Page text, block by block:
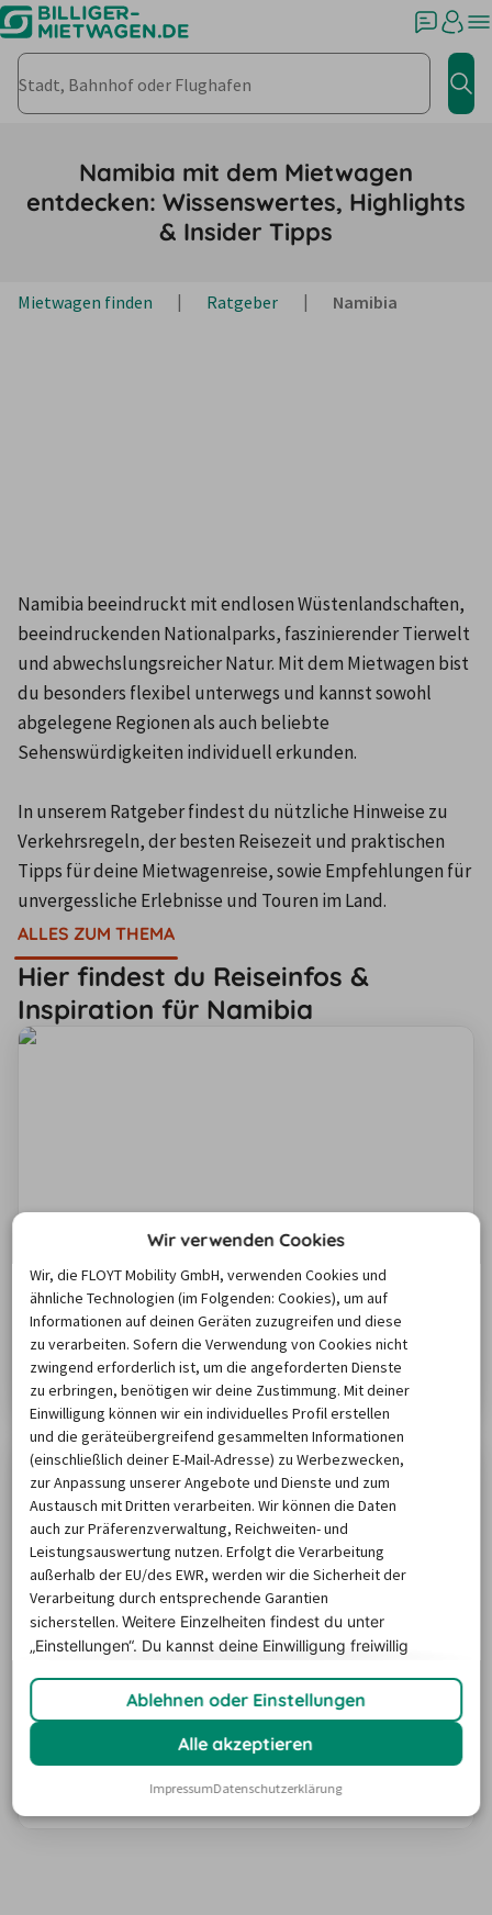
Stadt, Bahnhof oder Flughafen
Namibia mit dem Mietwagen
entdecken: Wissenswertes, Highlights
& Insider Tipps
Mietwagen finden Ratgeber Namibia
Namibia beeindruckt mit endlosen Wüstenlandschaften,
beeindruckenden Nationalparks, faszinierender Tierwelt
und abwechslungsreicher Natur. Mit dem Mietwagen bist
du besonders flexibel unterwegs und kannst sowohl
abgelegene Regionen als auch beliebte
Sehenswürdigkeiten individuell erkunden.
In unserem Ratgeber findest du nützliche Hinweise zu
Verkehrsregeln, der besten Reisezeit und praktischen
Tipps für deine Mietwagenreise, sowie Empfehlungen für
unvergessliche Erlebnisse und Touren im Land.
ALLES ZUM THEMA
Hier findest du Reiseinfos &
Inspiration für Namibia
Mit dem Mietwagen durch Namibia: Alle
wichtigen Infos zu deiner Reise
Damit deine Reise durch Namibia reibungslos verläuft,
findest du in unserem Ratgeber wichtige Hinweise rund
um die beste Reisezeit und das Autofahren vor Ort. Die
Straßenverhältnisse, klimatischen Bedingungen und
Verkehrsregeln unterscheiden sich zum Teil deutlich
von europäischen Standards. In unserem Ratgeber
erhältst du hilfreiche Infos, um deine Fahrt durch
Namibia sicher und entspannt zu…
Zum Artikel
zu den schönsten Zielen
Namibia ist perfekt für Roadtrips und individuelle
Touren mit dem Auto. Von beeindruckenden Wüsten
über Nationalparks bis zu spektakulären Landschaften
bietet das Land zahlreiche Highlights, die du flexibel
erkunden kannst. In unserem Ratgeber findest du
Wir verwenden Cookies
Wir, die FLOYT Mobility GmbH, verwenden Cookies und
ähnliche Technologien (im Folgenden: Cookies), um auf
Informationen auf deinen Geräten zuzugreifen und diese
zu verarbeiten. Sofern die Verwendung von Cookies nicht
zwingend erforderlich ist, um die angeforderten Dienste
zu erbringen, benötigen wir deine Zustimmung. Mit deiner
Einwilligung können wir ein individuelles Profil erstellen
und die geräteübergreifend gesammelten Informationen
(einschließlich deiner E-Mail-Adresse) zu Werbezwecken,
zur Anpassung unserer Angebote und Dienste und zum
Austausch mit Dritten verarbeiten. Wir können die Daten
auch zur Präferenzverwaltung, Reichweiten- und
Leistungsauswertung nutzen. Erfolgt die Verarbeitung
außerhalb der EU/des EWR, werden wir die Sicherheit der
Verarbeitung durch entsprechende Garantien
sicherstellen.Weitere Einzelheiten findest du unter
„Einstellungen“. Du kannst deine Einwilligung freiwillig
Ablehnen oder Einstellungen
Alle akzeptieren
ImpressumDatenschutzerklärung